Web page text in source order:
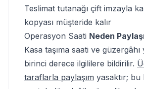
Teslimat tutanağı çift imzayla
kopyası müşteride kalır
Operasyon Saati Neden
Kasa taşıma saati ve güzergâhı
birinci derece ilgililere bildirilir.
taraflarla paylaşım yasaktır; bu